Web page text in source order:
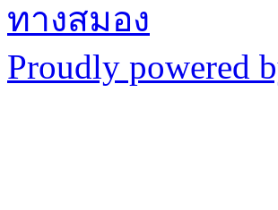
ทางสมอง
Proudly powered